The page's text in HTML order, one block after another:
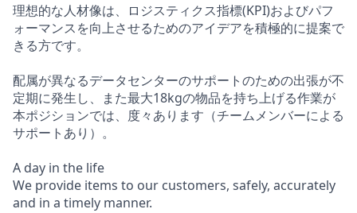
理想的な人材像は、ロジスティクス指標(KPI)およびパフ
ォーマンスを向上させるためのアイデアを積極的に提案で
きる方です。
配属が異なるデータセンターのサポートのための出張が不
定期に発生し、また最大18kgの物品を持ち上げる作業が
本ポジションでは、度々あります（チームメンバーによる
サポートあり）。
A day in the life
We provide items to our customers, safely, accurately
and in a timely manner.